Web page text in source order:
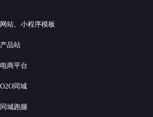
网站、小程序模板
产品站
电商平台
O2O同城
同城跑腿